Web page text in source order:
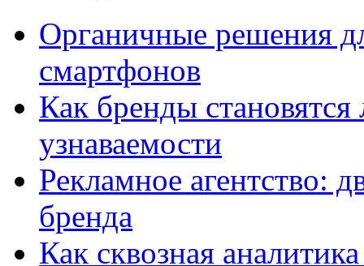
Органичные решения
смартфонов
Как бренды
узнаваемости
Рекламное агентство:
бренда
Как сквозная